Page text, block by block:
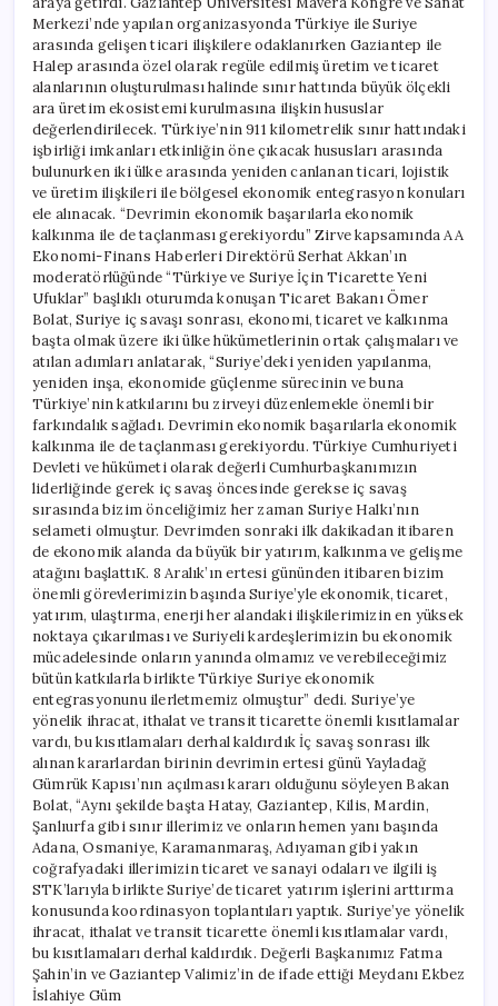
Merkezi’nde yapılan organizasyonda Türkiye ile Suriye
arasında gelişen ticari ilişkilere odaklanırken Gaziantep ile
Halep arasında özel olarak regüle edilmiş üretim ve ticaret
alanlarının oluşturulması halinde sınır hattında büyük ölçekli
ara üretim ekosistemi kurulmasına ilişkin hususlar
değerlendirilecek. Türkiye’nin 911 kilometrelik sınır hattındaki
işbirliği imkanları etkinliğin öne çıkacak hususları arasında
bulunurken iki ülke arasında yeniden canlanan ticari, lojistik
ve üretim ilişkileri ile bölgesel ekonomik entegrasyon konuları
ele alınacak. “Devrimin ekonomik başarılarla ekonomik
kalkınma ile de taçlanması gerekiyordu” Zirve kapsamında AA
Ekonomi-Finans Haberleri Direktörü Serhat Akkan’ın
moderatörlüğünde “Türkiye ve Suriye İçin Ticarette Yeni
Ufuklar” başlıklı oturumda konuşan Ticaret Bakanı Ömer
Bolat, Suriye iç savaşı sonrası, ekonomi, ticaret ve kalkınma
başta olmak üzere iki ülke hükümetlerinin ortak çalışmaları ve
atılan adımları anlatarak, “Suriye’deki yeniden yapılanma,
yeniden inşa, ekonomide güçlenme sürecinin ve buna
Türkiye’nin katkılarını bu zirveyi düzenlemekle önemli bir
farkındalık sağladı. Devrimin ekonomik başarılarla ekonomik
kalkınma ile de taçlanması gerekiyordu. Türkiye Cumhuriyeti
Devleti ve hükümeti olarak değerli Cumhurbaşkanımızın
liderliğinde gerek iç savaş öncesinde gerekse iç savaş
sırasında bizim önceliğimiz her zaman Suriye Halkı’nın
selameti olmuştur. Devrimden sonraki ilk dakikadan itibaren
de ekonomik alanda da büyük bir yatırım, kalkınma ve gelişme
atağını başlattıK. 8 Aralık’ın ertesi gününden itibaren bizim
önemli görevlerimizin başında Suriye’yle ekonomik, ticaret,
yatırım, ulaştırma, enerji her alandaki ilişkilerimizin en yüksek
noktaya çıkarılması ve Suriyeli kardeşlerimizin bu ekonomik
mücadelesinde onların yanında olmamız ve verebileceğimiz
bütün katkılarla birlikte Türkiye Suriye ekonomik
entegrasyonunu ilerletmemiz olmuştur” dedi. Suriye’ye
yönelik ihracat, ithalat ve transit ticarette önemli kısıtlamalar
vardı, bu kısıtlamaları derhal kaldırdık İç savaş sonrası ilk
alınan kararlardan birinin devrimin ertesi günü Yayladağ
Gümrük Kapısı’nın açılması kararı olduğunu söyleyen Bakan
Bolat, “Aynı şekilde başta Hatay, Gaziantep, Kilis, Mardin,
Şanlıurfa gibi sınır illerimiz ve onların hemen yanı başında
Adana, Osmaniye, Karamanmaraş, Adıyaman gibi yakın
coğrafyadaki illerimizin ticaret ve sanayi odaları ve ilgili iş
STK’larıyla birlikte Suriye’de ticaret yatırım işlerini arttırma
konusunda koordinasyon toplantıları yaptık. Suriye’ye yönelik
ihracat, ithalat ve transit ticarette önemli kısıtlamalar vardı,
bu kısıtlamaları derhal kaldırdık. Değerli Başkanımız Fatma
Şahin’in ve Gaziantep Valimiz’in de ifade ettiği Meydanı Ekbez
İslahiye Güm